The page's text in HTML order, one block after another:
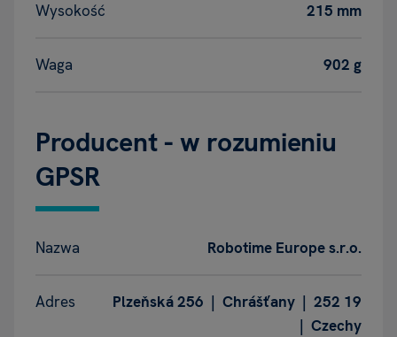
Wysokość 215 mm
Waga 902 g
Producent - w rozumieniu
GPSR
Nazwa Robotime Europe s.r.o.
Adres
Plzeňská 256 | Chrášťany | 252 19
| Czechy